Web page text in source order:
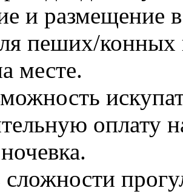
и размещение
пеших/конных
месте.
оплату